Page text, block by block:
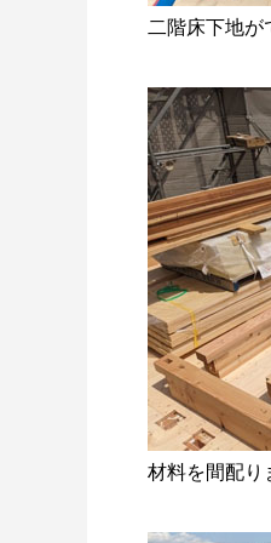
二階床下地
材料を間配り